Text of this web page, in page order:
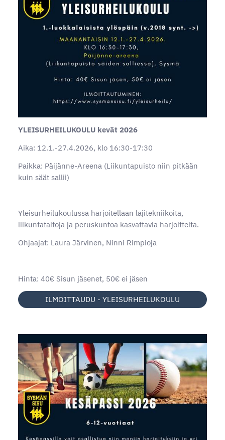
YLEISURHEILUKOULU kevät 2026
Aika: 12.1.-27.4.2026, klo 16:30-17:30
Paikka: Päijänne-Areena (Liikuntapuisto niin pitkään
kuin säät sallii)
Yleisurheilukoulussa harjoitellaan lajitekniikoita,
liikuntataitoja ja peruskuntoa kasvattavia harjoitteita.
Ohjaajat: Laura Järvinen, Ninni Rimpioja
Hinta: 40€ Sisun jäsenet, 50€ ei jäsen
ILMOITTAUDU - YLEISURHEILUKOULU